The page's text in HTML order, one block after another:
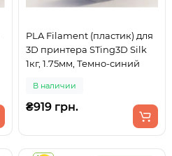
PLA Filament (пластик) для
3D принтера STing3D Silk
1кг, 1.75мм, Темно-синий
В наличии
₴919 грн.